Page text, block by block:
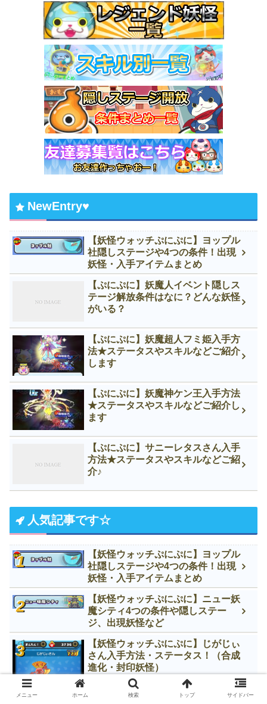
NewEntry♥
【妖怪ウォッチぷにぷに】ヨップル
社隠しステージや4つの条件！出現
妖怪・入手アイテムまとめ
【ぷにぷに】妖魔人イベント隠しス
テージ解放条件はなに？どんな妖怪
がいる？
【ぷにぷに】妖魔超人フミ姫入手方
法★ステータスやスキルなどご紹介
します
【ぷにぷに】妖魔神ケン王入手方法
★ステータスやスキルなどご紹介し
ます
【ぷにぷに】サニーレタスさん入手
方法★ステータスやスキルなどご紹
介♪
人気記事です☆
【妖怪ウォッチぷにぷに】ヨップル
社隠しステージや4つの条件！出現
妖怪・入手アイテムまとめ
【妖怪ウォッチぷにぷに】ニュー妖
魔シティ4つの条件や隠しステー
ジ、出現妖怪など
【妖怪ウォッチぷにぷに】じがじぃ
さん入手方法・ステータス！（合成
進化・封印妖怪）
メニュー ホーム 検索 トップ サイドバー